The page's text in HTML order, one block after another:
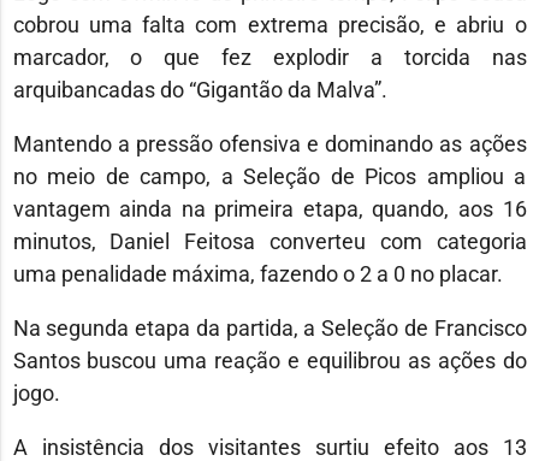
cobrou uma falta com extrema precisão, e abriu o
marcador, o que fez explodir a torcida nas
arquibancadas do “Gigantão da Malva”.
Mantendo a pressão ofensiva e dominando as ações
no meio de campo, a Seleção de Picos ampliou a
vantagem ainda na primeira etapa, quando, aos 16
minutos, Daniel Feitosa converteu com categoria
uma penalidade máxima, fazendo o 2 a 0 no placar.
Na segunda etapa da partida, a Seleção de Francisco
Santos buscou uma reação e equilibrou as ações do
jogo.
A insistência dos visitantes surtiu efeito aos 13